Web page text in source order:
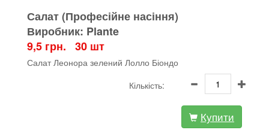
Салат (Професійне насіння)
Виробник: Plante
9,5 грн. 30 шт
Салат Леонора зелений Лолло Біондо
Кількість:
Купити